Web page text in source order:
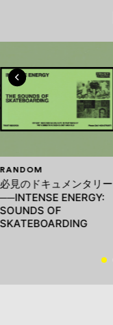
RANDOM
必見のドキュメンタリー
──INTENSE ENERGY:
SOUNDS OF
SKATEBOARDING